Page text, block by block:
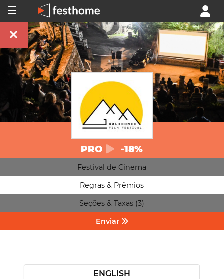
PRO -18%
Festival de Cinema
Regras & Prêmios
Seções & Taxas (3)
Enviar
ENGLISH